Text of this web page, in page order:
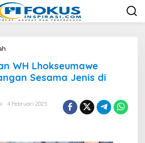
t
p
o
P
WH Lhokseumawe
Sesama Jenis di
4 Februari 2025